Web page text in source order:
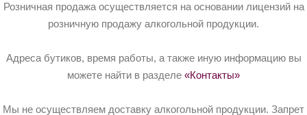
Розничная продажа осуществляется на основании лицензий на
розничную продажу алкогольной продукции.
Адреса бутиков, время работы, а также иную информацию вы
можете найти в разделе «Контакты»
Мы не осуществляем доставку алкогольной продукции. Запрет